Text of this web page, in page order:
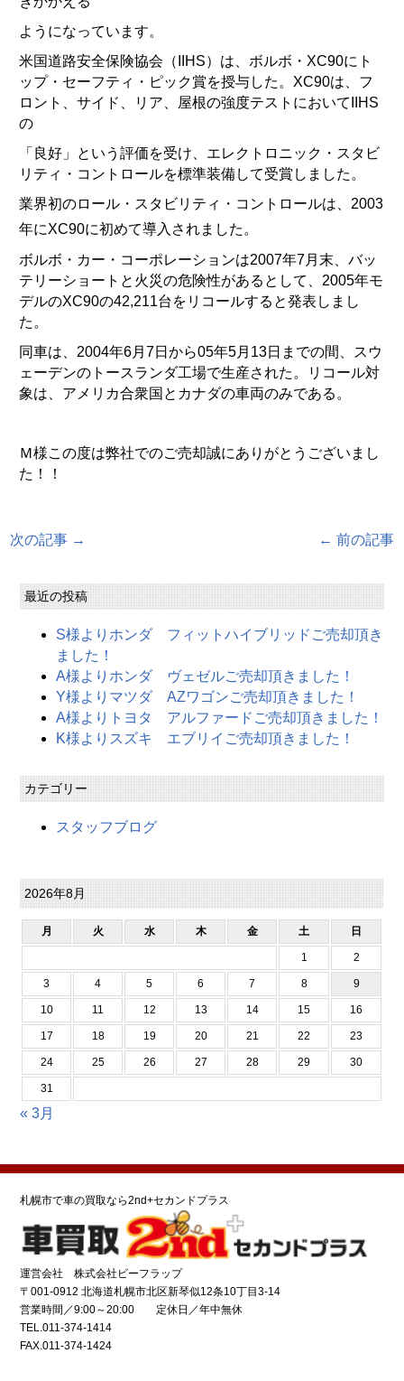
ようになっています。
米国道路安全保険協会（IIHS）は、ボルボ・XC90にト
ップ・セーフティ・ピック賞を授与した。XC90は、フ
ロント、サイド、リア、屋根の強度テストにおいてIIHS
の
「良好」という評価を受け、エレクトロニック・スタビ
リティ・コントロールを標準装備して受賞しました。
業界初のロール・スタビリティ・コントロールは、2003
年にXC90に初めて導入されました。
ボルボ・カー・コーポレーションは2007年7月末、バッ
テリーショートと火災の危険性があるとして、2005年モ
デルのXC90の42,211台をリコールすると発表しまし
た。
同車は、2004年6月7日から05年5月13日までの間、スウ
ェーデンのトースランダ工場で生産された。リコール対
象は、アメリカ合衆国とカナダの車両のみである。
Ｍ様この度は弊社でのご売却誠にありがとうございまし
た！！
次の記事 → ← 前の記事
最近の投稿
S様よりホンダ フィットハイブリッドご売却頂き
ました！
A様よりホンダ ヴェゼルご売却頂きました！
Y様よりマツダ AZワゴンご売却頂きました！
A様よりトヨタ アルファードご売却頂きました！
K様よりスズキ エブリイご売却頂きました！
カテゴリー
スタッフブログ
2026年8月
月 火 水 木 金 土 日
1 2
3 4 5 6 7 8 9
10 11 12 13 14 15 16
17 18 19 20 21 22 23
24 25 26 27 28 29 30
31
« 3月
札幌市で車の買取なら2nd+セカンドプラス
運営会社 株式会社ビーフラップ
〒001-0912 北海道札幌市北区新琴似12条10丁目3-14
営業時間／9:00～20:00 定休日／年中無休
TEL.011-374-1414
FAX.011-374-1424